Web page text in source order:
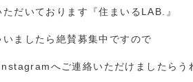
だいております『住まいるLAB.』
ましたら絶賛募集中ですので
へご連絡いただけましたらう